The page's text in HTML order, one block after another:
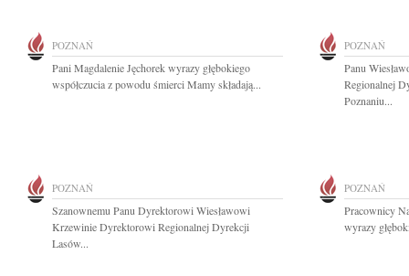
POZNAŃ
Pani Magdalenie Jęchorek wyrazy głębokiego
współczucia z powodu śmierci Mamy składają...
POZNAŃ
Panu
Regionalnej
Poznaniu...
POZNAŃ
Szanownemu Panu Dyrektorowi Wiesławowi
Krzewinie Dyrektorowi Regionalnej Dyrekcji
Lasów...
POZNAŃ
Pracownicy
wyrazy